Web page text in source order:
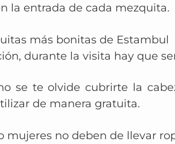
la entrada de cada mezquita.
más bonitas de Estambul
durante la visita hay que
se te olvide cubrirte la
de manera gratuita.
mujeres no deben de llevar